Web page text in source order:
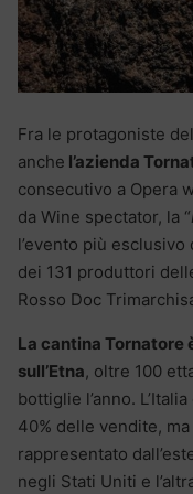
Fra le protagoniste del
anche l’azienda
consecutivo a Opera
da Wine spectator, la “
l’evento più
dei 131 produttori
Rosso Doc
La cantina Tornatore
sull’Etna, oltre 100
bottiglie l’anno.
40% delle vendite,
rappresentato
negli Stati Uniti e